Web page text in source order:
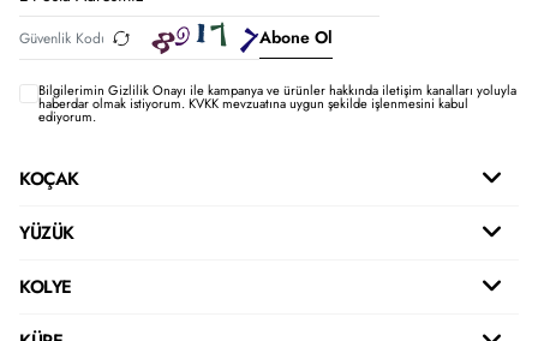
Abone Ol
Bilgilerimin Gizlilik Onayı ile kampanya ve ürünler hakkında iletişim kanalları yoluyla
haberdar olmak istiyorum.KVKK mevzuatına uygun şekilde işlenmesini kabul
ediyorum.
KOÇAK
YÜZÜK
KOLYE